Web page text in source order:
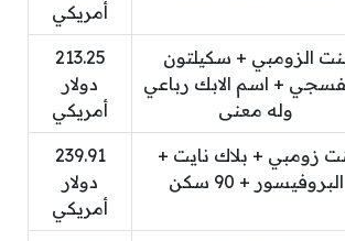
أمريكي
الزومبي + سكيلتون
+ اسم الابك رباعي
وله معنى
213.25
دولار
أمريكي
زومبي + بلاك نايت +
البروفيسور + 90 سكن
239.91
دولار
أمريكي